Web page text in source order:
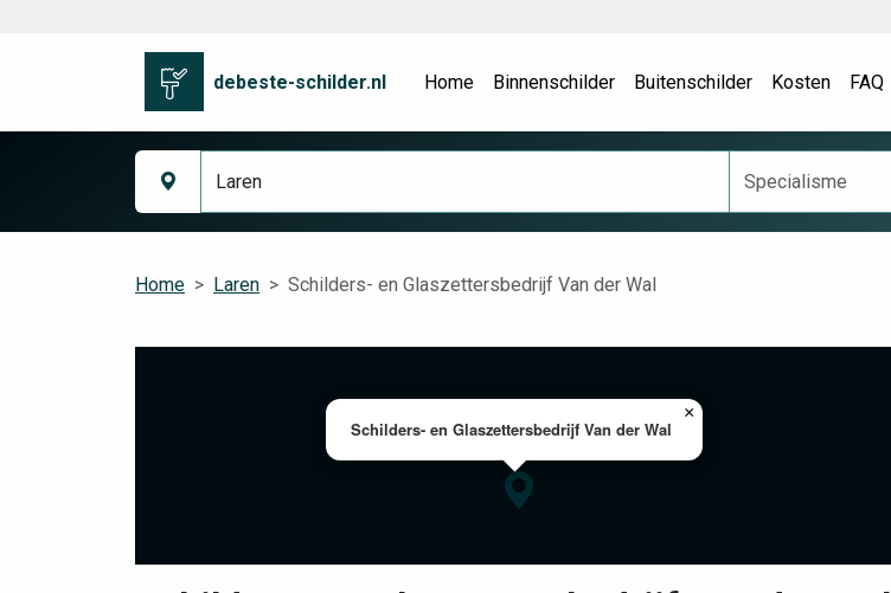
debeste-schilder.nl Home Binnenschilder Buitenschilder Kosten FAQ
Home Laren Schilders- en Glaszettersbedrijf Van der Wal
Schilders- en Glaszettersbedrijf Van der Wal
×